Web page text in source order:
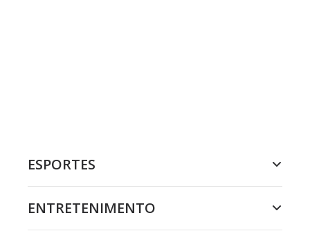
ESPORTES
ENTRETENIMENTO